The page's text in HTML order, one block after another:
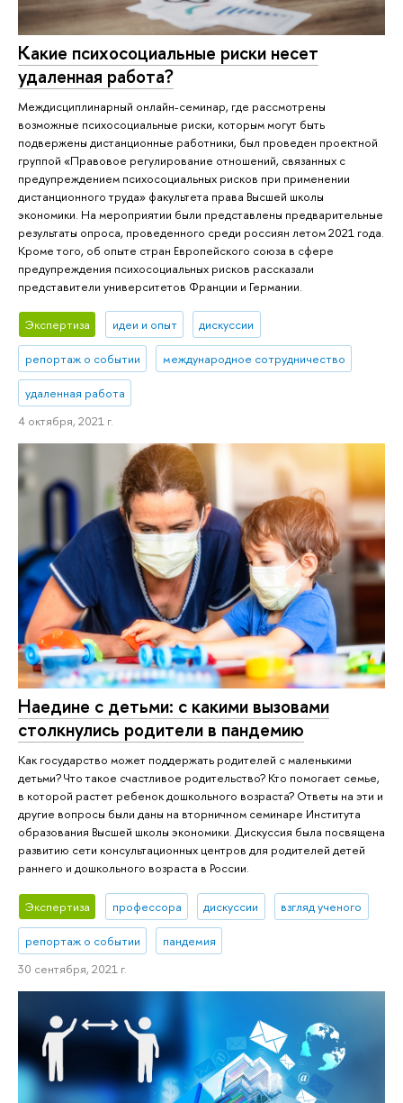
Какие психосоциальные риски несет
удаленная работа?
Междисциплинарный онлайн-семинар, где рассмотрены
возможные психосоциальные риски, которым могут быть
подвержены дистанционные работники, был проведен проектной
группой «Правовое регулирование отношений, связанных с
предупреждением психосоциальных рисков при применении
дистанционного труда» факультета права Высшей школы
экономики. На мероприятии были представлены предварительные
результаты опроса, проведенного среди россиян летом 2021 года.
Кроме того, об опыте стран Европейского союза в сфере
предупреждения психосоциальных рисков рассказали
представители университетов Франции и Германии.
Экспертиза идеи и опыт дискуссии
репортаж о событии международное сотрудничество
удаленная работа
4 октября, 2021 г.
Наедине с детьми: с какими вызовами
столкнулись родители в пандемию
Как государство может поддержать родителей с маленькими
детьми? Что такое счастливое родительство? Кто помогает семье,
в которой растет ребенок дошкольного возраста? Ответы на эти и
другие вопросы были даны на вторничном семинаре Института
образования Высшей школы экономики. Дискуссия была посвящена
развитию сети консультационных центров для родителей детей
раннего и дошкольного возраста в России.
Экспертиза профессора дискуссии взгляд ученого
репортаж о событии
пандемия
30 сентября, 2021 г.